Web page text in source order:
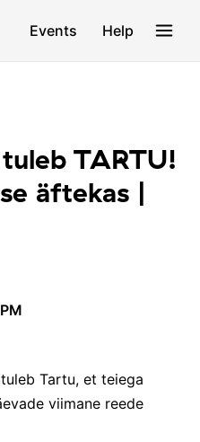
Events Help
TARTU!
äftekas |
Tartu, et teiega
viimane reede